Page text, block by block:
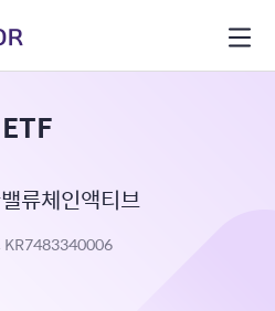
ETF
류체인액티브
KR7483340006